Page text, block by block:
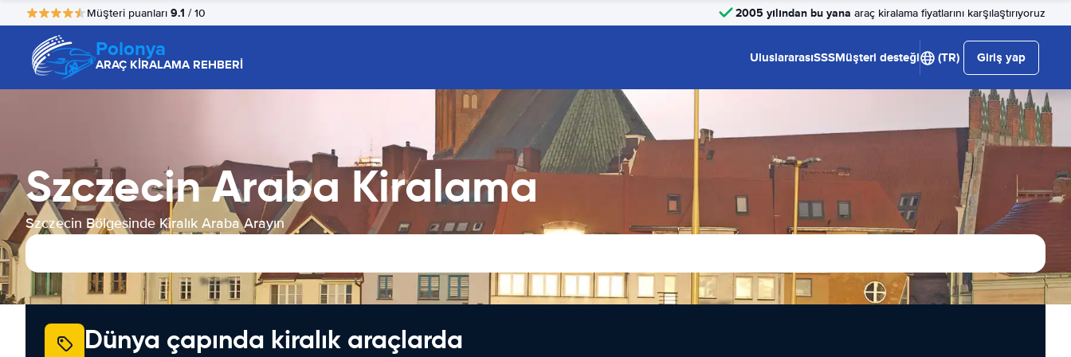
Müşteri puanları 9.1 / 10 2005 yılından bu yana araç kiralama fiyatlarını karşılaştırıyoruz
Polonya
ARAÇ KİRALAMA REHBERİ UluslararasıSSSMüşteri desteği (TR) Giriş yap
Szczecin Araba Kiralama
Szczecin Bölgesinde Kiralık Araba Arayın
Dünya çapında kiralık araçlarda